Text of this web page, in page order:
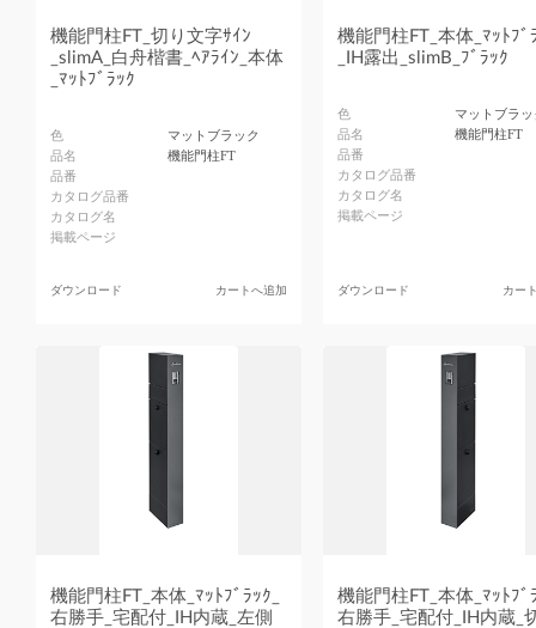
機能門柱FT_切り文字ｻｲﾝ
_slimA_白舟楷書_ﾍｱﾗｲﾝ_本体
_ﾏｯﾄﾌﾞﾗｯｸ
色
マットブラック
品名
機能門柱FT
品番
カタログ品番
カタログ名
掲載ページ
ダウンロード カートへ追加
機能門柱FT_本体_ﾏｯﾄﾌﾞ
_IH露出_slimB_ﾌﾞﾗｯｸ
色
マットブラ
品名
機能門柱FT
品番
カタログ品番
カタログ名
掲載ページ
ダウンロード カー
機能門柱FT_本体_ﾏｯﾄﾌﾞﾗｯｸ_
右勝手_宅配付_IH内蔵_左側
機能門柱FT_本体_ﾏｯﾄﾌﾞ
右勝手_宅配付_IH内蔵_